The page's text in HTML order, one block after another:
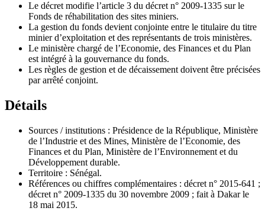
Le décret modifie l’article 3 du décret n° 2009-1335 sur le
Fonds de réhabilitation des sites miniers.
La gestion du fonds devient conjointe entre le titulaire du titre
minier d’exploitation et des représentants de trois ministères.
Le ministère chargé de l’Economie, des Finances et du Plan
est intégré à la gouvernance du fonds.
Les règles de gestion et de décaissement doivent être précisées
par arrêté conjoint.
Détails
Sources / institutions : Présidence de la République, Ministère
de l’Industrie et des Mines, Ministère de l’Economie, des
Finances et du Plan, Ministère de l’Environnement et du
Développement durable.
Territoire : Sénégal.
Références ou chiffres complémentaires : décret n° 2015-641 ;
décret n° 2009-1335 du 30 novembre 2009 ; fait à Dakar le
18 mai 2015.